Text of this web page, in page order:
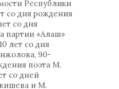
Республики
со дня рождения
со дня
партии «Алаш»
лет со дня
90-
поэта М.
со дней
и М.